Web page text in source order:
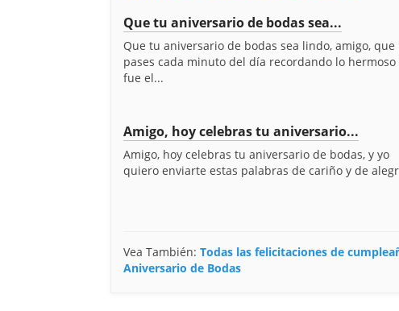
Que tu aniversario de bodas sea...
Que tu aniversario de bodas sea lindo, amigo, que
pases cada minuto del día recordando lo hermoso
fue el...
Amigo, hoy celebras tu aniversario...
Amigo, hoy celebras tu aniversario de bodas, y yo
quiero enviarte estas palabras de cariño y de
Vea También: Todas las felicitaciones de
Aniversario de Bodas